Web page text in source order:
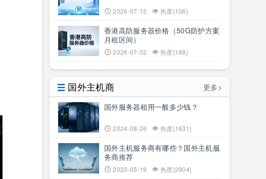
2026-07-15 热度{106}
香港高防服务器价格（50G防护方案
月租区间）
2026-07-02 热度{188}
国外主机商
更多>
国外服务器租用一般多少钱？
2024-08-26 热度{1631}
国外主机服务商有哪些？国外主机服
务商推荐
2023-05-19 热度{2904}